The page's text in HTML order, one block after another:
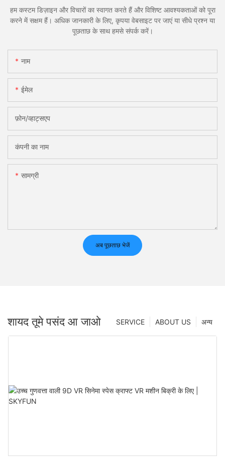
हम कस्टम डिज़ाइन और विचारों का स्वागत करते हैं और विशिष्ट आवश्यकताओं को पूरा
करने में सक्षम हैं। अधिक जानकारी के लिए, कृपया वेबसाइट पर जाएं या सीधे प्रश्न या
पूछताछ के साथ हमसे संपर्क करें।
नाम
ईमेल
फ़ोन/व्हाट्सएप
कंपनी का नाम
सामग्री
अब पूछताछ भेजें
शायद तूमे पसंद आ जाओ अन्य
ABOUT US
SERVICE